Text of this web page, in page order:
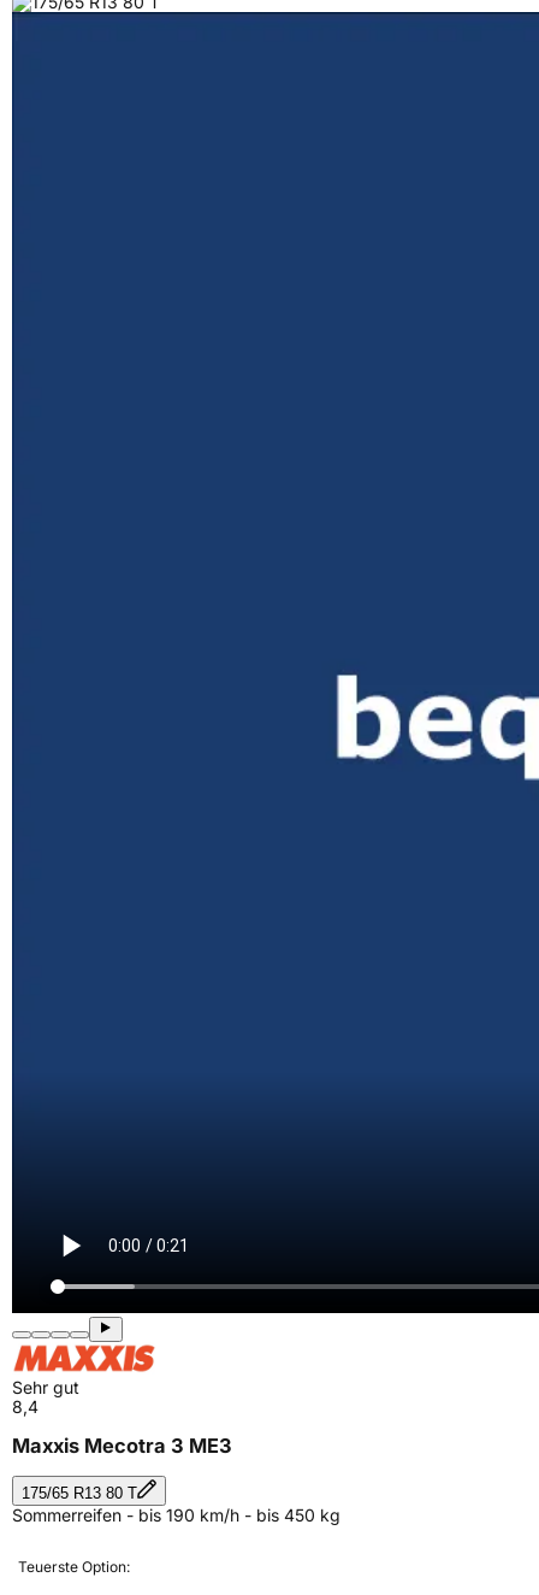
Sehr gut
8,4
Maxxis Mecotra 3 ME3
175/65 R13 80 T
Sommerreifen - bis 190 km/h - bis 450 kg
Teuerste Option: